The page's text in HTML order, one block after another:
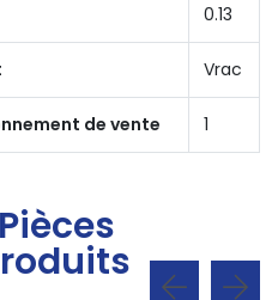
0.13
Vrac
de vente 1